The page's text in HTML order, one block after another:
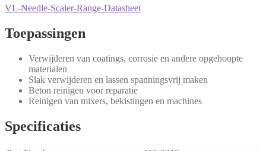
VL-Needle-Scaler-Range-Datasheet
Toepassingen
Verwijderen van coatings, corrosie en andere opgehoopte
materialen
Slak verwijderen en lassen spanningsvrij maken
Beton reinigen voor reparatie
Reinigen van mixers, bekistingen en machines
Specificaties